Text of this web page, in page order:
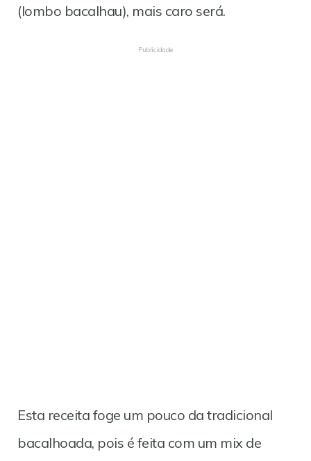
(lombo bacalhau), mais caro será.
Publicidade
Esta receita foge um pouco da tradicional
bacalhoada, pois é feita com um mix de